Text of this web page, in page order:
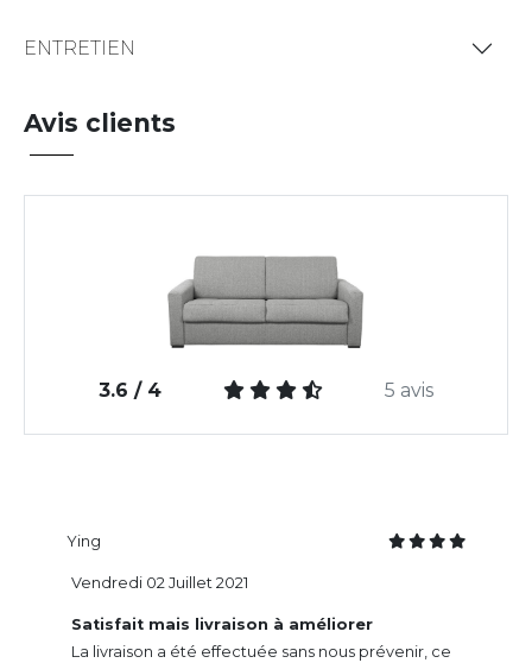
ENTRETIEN
Avis clients
3.6 / 4 5 avis
Ying
Satisfait mais livraison à améliorer
La livraison a été effectuée sans nous prévenir, ce
Vendredi 02 Juillet 2021